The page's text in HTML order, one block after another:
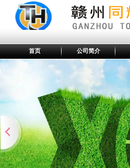
首页 公司简介